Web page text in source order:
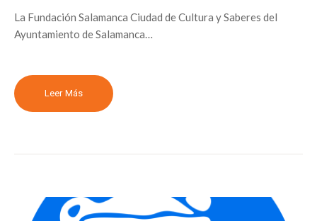
La Fundación Salamanca Ciudad de Cultura y Saberes del
Ayuntamiento de Salamanca…
Leer Más